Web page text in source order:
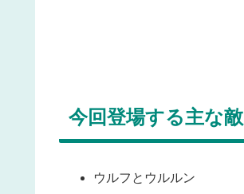
今回登場する主な敵
ウルフとウルルン